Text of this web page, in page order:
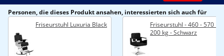
Personen, die dieses Produkt ansahen, interessierten sich auch für
Friseurstuhl Luxuria Black
Friseurstuhl - 460 - 570
200 kg - Schwarz